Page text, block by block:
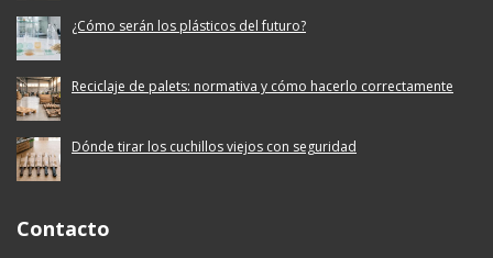
¿Cómo serán los plásticos del futuro?
Reciclaje de palets: normativa y cómo hacerlo correctamente
Dónde tirar los cuchillos viejos con seguridad
Contacto